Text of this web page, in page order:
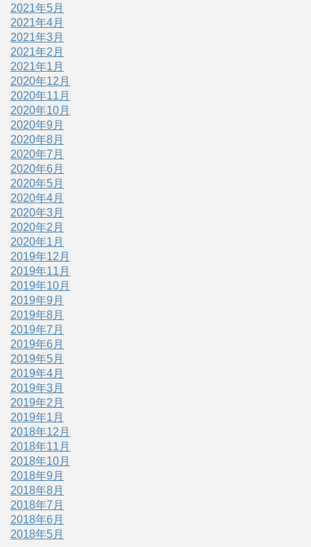
2021年5月
2021年4月
2021年3月
2021年2月
2021年1月
2020年12月
2020年11月
2020年10月
2020年9月
2020年8月
2020年7月
2020年6月
2020年5月
2020年4月
2020年3月
2020年2月
2020年1月
2019年12月
2019年11月
2019年10月
2019年9月
2019年8月
2019年7月
2019年6月
2019年5月
2019年4月
2019年3月
2019年2月
2019年1月
2018年12月
2018年11月
2018年10月
2018年9月
2018年8月
2018年7月
2018年6月
2018年5月